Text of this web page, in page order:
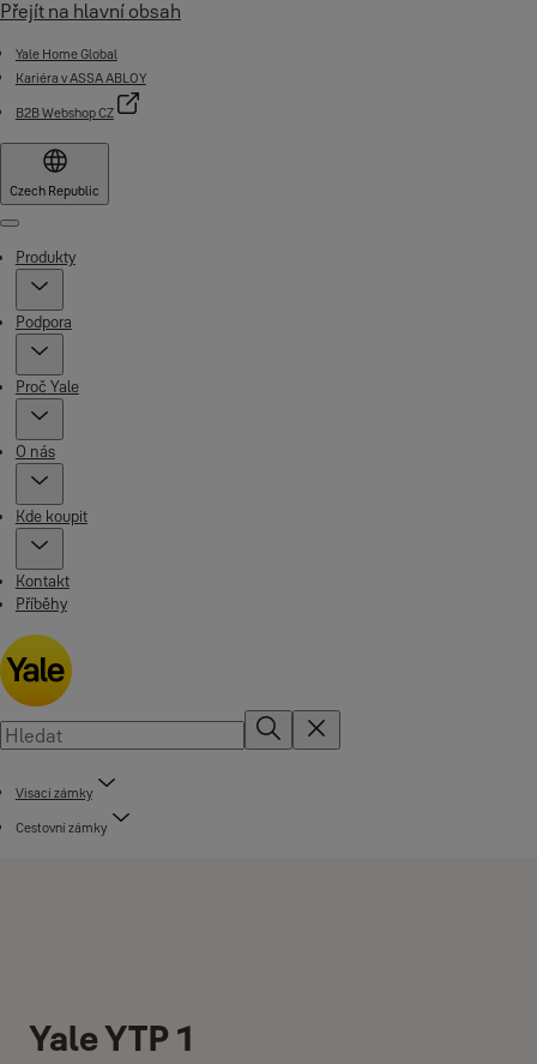
Přejít na hlavní obsah
Yale Home Global
Kariéra v ASSA ABLOY
B2B Webshop CZ
Czech Republic
Menu
Produkty
Podpora
Proč Yale
O nás
Kde koupit
Kontakt
Příběhy
Visací zámky
Cestovní zámky
Yale YTP 1